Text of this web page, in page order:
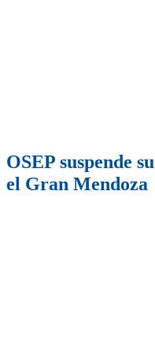
OSEP suspende
el Gran Mendoza